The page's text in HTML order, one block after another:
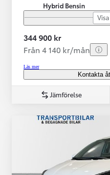
Hybrid Bensin
344 900 kr
Från 4 140 kr/mån
Läs mer
Kontakta
Jämförelse